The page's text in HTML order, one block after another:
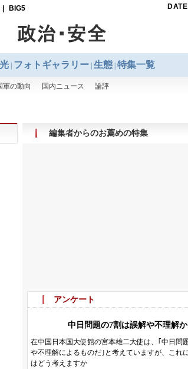
編集者からのお薦めの特集
アンケート